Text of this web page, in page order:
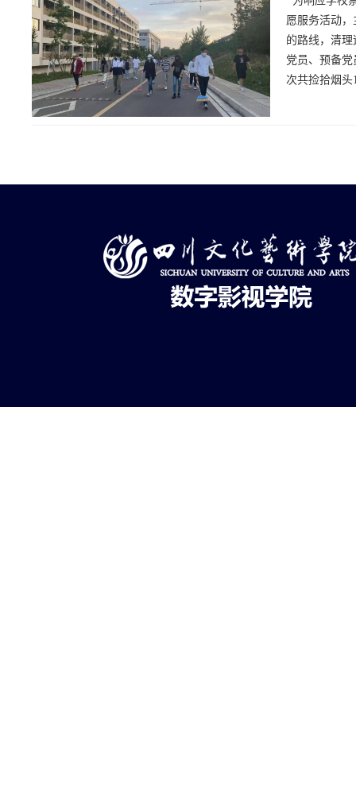
愿服务活动
的路线，清
党员、预备
次共捡拾烟头